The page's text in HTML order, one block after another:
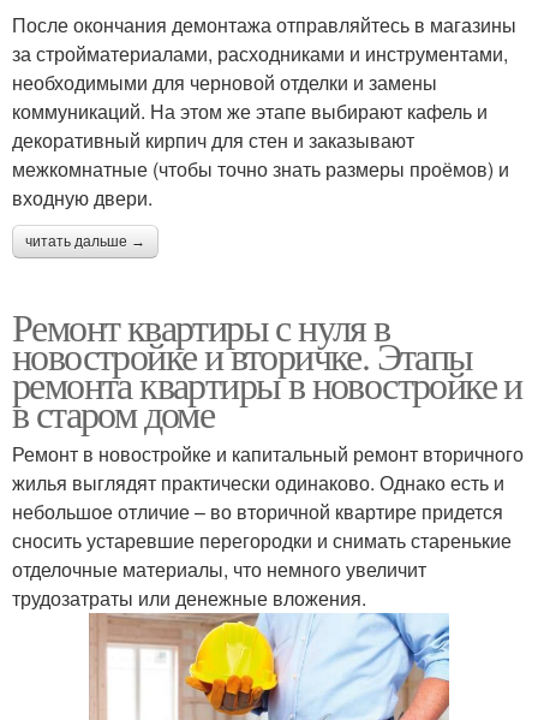
После окончания демонтажа отправляйтесь в магазины
за стройматериалами, расходниками и инструментами,
необходимыми для черновой отделки и замены
коммуникаций. На этом же этапе выбирают кафель и
декоративный кирпич для стен и заказывают
межкомнатные (чтобы точно знать размеры проёмов) и
входную двери.
читать дальше →
Ремонт квартиры с нуля в
новостройке и вторичке. Этапы
ремонта квартиры в новостройке и
в старом доме
Ремонт в новостройке и капитальный ремонт вторичного
жилья выглядят практически одинаково. Однако есть и
небольшое отличие – во вторичной квартире придется
сносить устаревшие перегородки и снимать старенькие
отделочные материалы, что немного увеличит
трудозатраты или денежные вложения.